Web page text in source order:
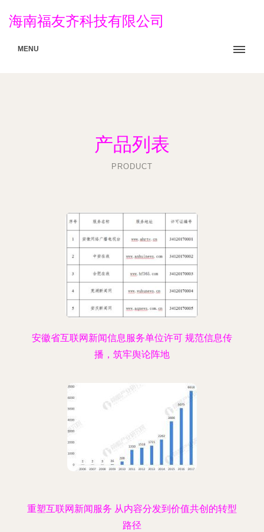
海南福友齐科技有限公司
MENU
产品列表
PRODUCT
安徽省互联网新闻信息服务单位许可 规范信息传
播，筑牢舆论阵地
重塑互联网新闻服务 从内容分发到价值共创的转型
路径